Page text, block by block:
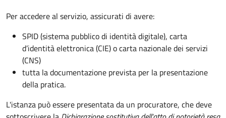
Per accedere al servizio, assicurati di avere:
SPID (sistema pubblico di identità digitale), carta
d’identità elettronica (CIE) o carta nazionale dei servizi
(CNS)
tutta la documentazione prevista per la presentazione
della pratica.
L'istanza può essere presentata da un procuratore, che deve